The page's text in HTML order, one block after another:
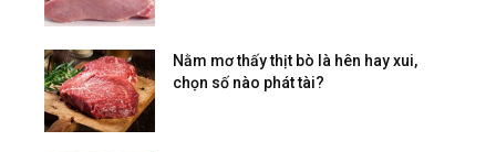
Nằm mơ thấy thịt bò là hên hay xui,
chọn số nào phát tài?